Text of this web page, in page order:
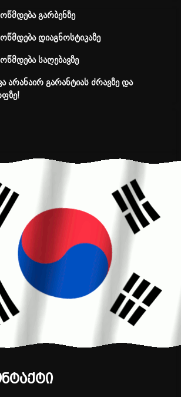
გარბენზე
დიაგნოსტიკაზე
საღებავზე
არანაირ გარანტიას ძრავზე და